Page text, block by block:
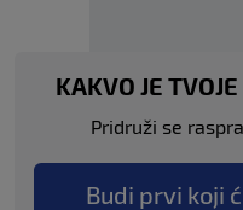
KAKVO JE
Pridruži se
Budi prvi koji